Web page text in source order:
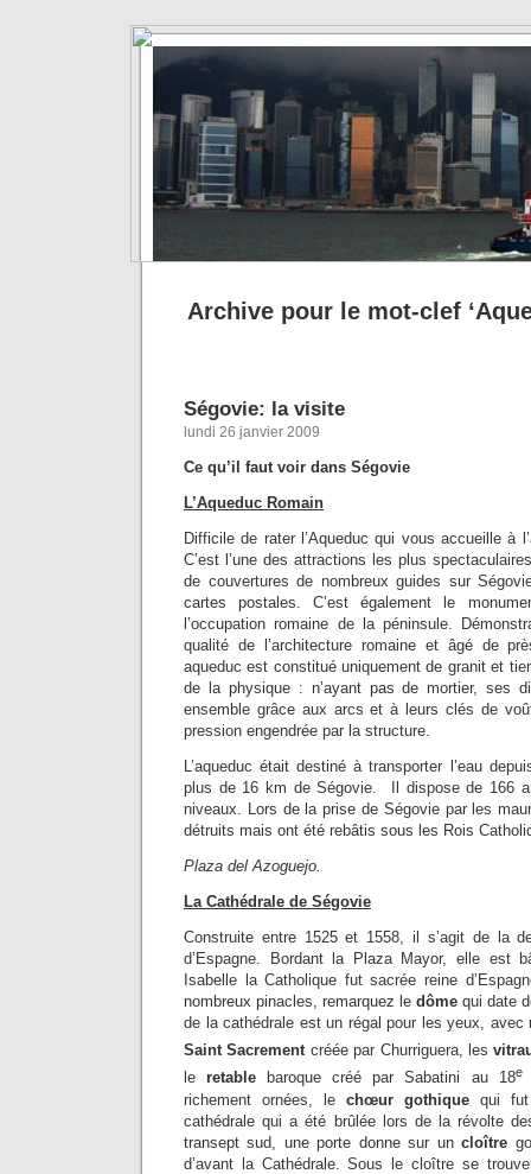
Archive pour le mot-clef
Ségovie: la visite
lundi 26 janvier 2009
Ce qu’il faut voir dans Ségovie
L’Aqueduc Romain
Difficile de rater l’Aqueduc qui vous accueille à
C’est l’une des attractions les plus
de couvertures de nombreux guides sur
cartes postales. C’est également le
l’occupation romaine de la péninsule.
qualité de l’architecture romaine et âgé de
aqueduc est constitué uniquement de granit et
de la physique : n’ayant pas de mortier, ses
ensemble grâce aux arcs et à leurs clés de
pression engendrée par la structure.
L’aqueduc était destiné à transporter l’eau
plus de 16 km de Ségovie. Il dispose de 166
niveaux. Lors de la prise de Ségovie par les
détruits mais ont été rebâtis sous les Rois
Plaza del Azoguejo.
La Cathédrale de Ségovie
Construite entre 1525 et 1558, il s’agit de la
d’Espagne. Bordant la Plaza Mayor, elle est
Isabelle la Catholique fut sacrée reine
nombreux pinacles, remarquez le dôme qui date
de la cathédrale est un régal pour les yeux,
Saint Sacrementcréée par Churriguera, les
leretable baroque créé par Sabatini au 18e
richement ornées, le chœur gothique qui fut
cathédrale qui a été brûlée lors de la révolte
transept sud, une porte donne sur uncloître
d’avant la Cathédrale. Sous le cloître se